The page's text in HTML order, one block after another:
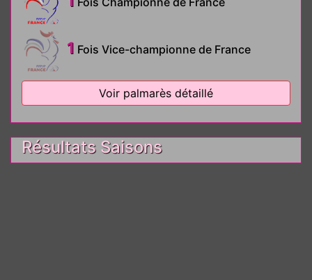
1 Fois Vice-championne de France
Voir palmarès détaillé
Résultats Saisons